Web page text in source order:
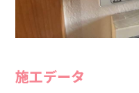
施工データ